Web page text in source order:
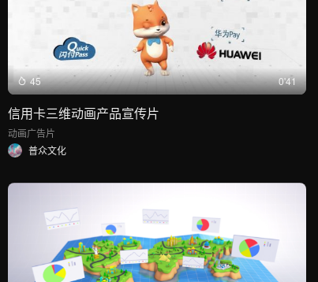
45 0'41
信用卡三维动画产品宣传片
动画广告片
普众文化